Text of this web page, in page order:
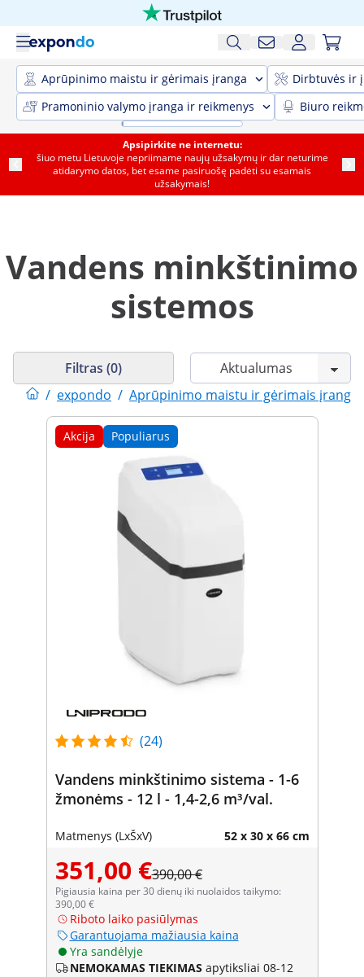
Aprūpinimo maistu ir gėrimais įranga
Dirbtuvės ir
Pramoninio valymo įranga ir reikmenys
Biuro
Apsipirkite ne internetu:
šiuo metu Lietuvoje nepriimame naujų užsakymų ir dar neturime
atidarymo datos, bet esame pasiruošę padėti su esamais
užsakymais!
Vandens minkštinimo
sistemos
/ expondo / Aprūpinimo maistu ir gėrimais įranga
Filtras (0)
Akcija Populiarus
(24)
Vandens minkštinimo sistema - 1-6
žmonėms - 12 l - 1,4-2,6 m³/val.
Matmenys (LxŠxV) 52 x 30 x 66 cm
351,00 €390,00 €
Pigiausia kaina per 30 dienų iki nuolaidos taikymo:
390,00 €
Riboto laiko pasiūlymas
Garantuojama mažiausia kaina
Yra sandėlyje
NEMOKAMAS TIEKIMAS apytiksliai 08-12